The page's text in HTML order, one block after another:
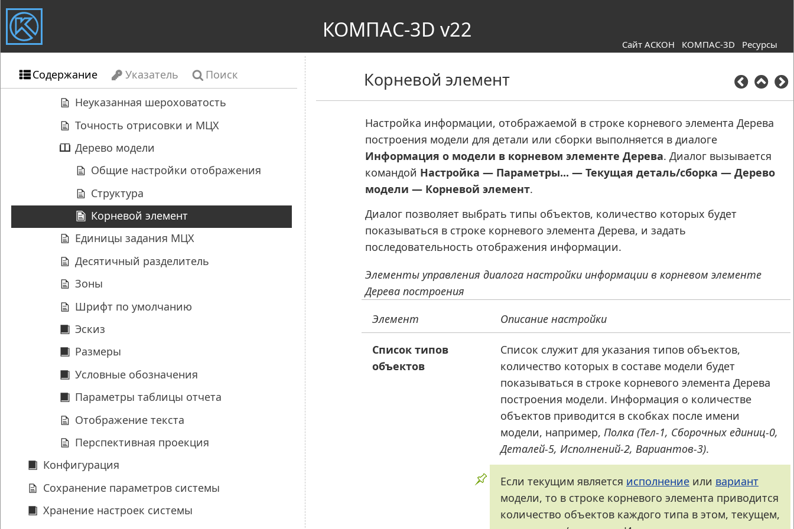
КОМПАС-3D v22
Сайт АСКОН КОМПАС-3D Ресурсы
Корневой элемент
Настройка информации, отображаемой в строке корневого элемента Дерева
построения модели для детали или сборки выполняется в диалоге
Информация о модели в корневом элементе Дерева. Диалог вызывается
командой Настройка — Параметры... — Текущая деталь/сборка — Дерево
модели — Корневой элемент.
Диалог позволяет выбрать типы объектов, количество которых будет
показываться в строке корневого элемента Дерева, и задать
последовательность отображения информации.
Элементы управления диалога настройки информации в корневом элементе
Дерева построения
Элемент
Описание настройки
Список типов
объектов
Список служит для указания типов объектов,
количество которых в составе модели будет
показываться в строке корневого элемента Дерева
построения модели. Информация о количестве
объектов приводится в скобках после имени
модели, например, Полка (Тел-1, Сборочных единиц-0,
Деталей-5, Исполнений-2, Вариантов-3).
Если текущим является исполнение или вариант
модели, то в строке корневого элемента приводится
количество объектов каждого типа в этом, текущем,
Содержание Указатель Поиск